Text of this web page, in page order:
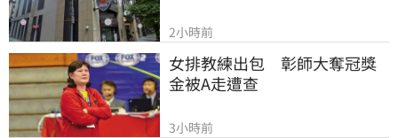
2小時前
女排教練出包　彰師大奪冠獎
金被A走遭查
3小時前